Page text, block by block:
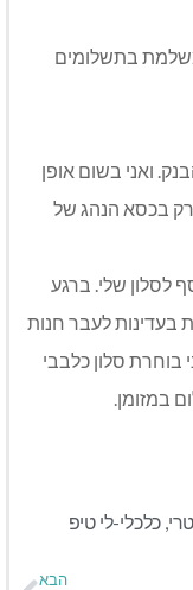
בתשלומים
ואני בשום אופן
בכסא הנהג של
לסלון שלי. ברגע
בעדינות לעבר חנות
בוחרת סלון כלבבי
במזומן.
, כלכלי-לי טיפ
הבא